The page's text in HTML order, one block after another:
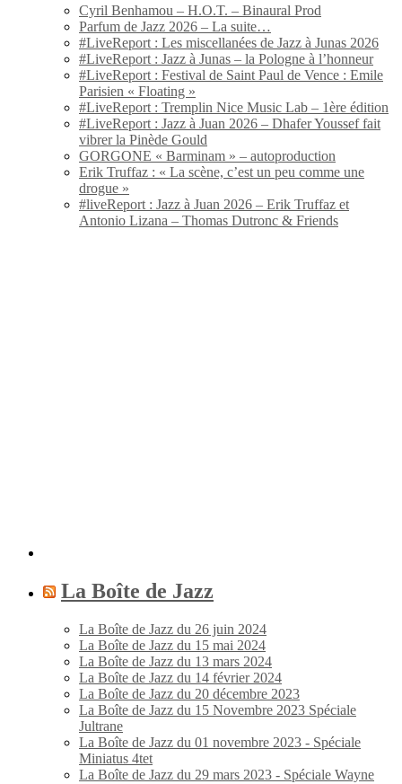
Cyril Benhamou – H.O.T. – Binaural Prod
Parfum de Jazz 2026 – La suite…
#LiveReport : Les miscellanées de Jazz à Junas 2026
#LiveReport : Jazz à Junas – la Pologne à l’honneur
#LiveReport : Festival de Saint Paul de Vence : Emile
Parisien « Floating »
#LiveReport : Tremplin Nice Music Lab – 1ère édition
#LiveReport : Jazz à Juan 2026 – Dhafer Youssef fait
vibrer la Pinède Gould
GORGONE « Barminam » – autoproduction
Erik Truffaz : « La scène, c’est un peu comme une
drogue »
#liveReport : Jazz à Juan 2026 – Erik Truffaz et
Antonio Lizana – Thomas Dutronc & Friends
La Boîte de Jazz
La Boîte de Jazz du 26 juin 2024
La Boîte de Jazz du 15 mai 2024
La Boîte de Jazz du 13 mars 2024
La Boîte de Jazz du 14 février 2024
La Boîte de Jazz du 20 décembre 2023
La Boîte de Jazz du 15 Novembre 2023 Spéciale
Jultrane
La Boîte de Jazz du 01 novembre 2023 - Spéciale
Miniatus 4tet
La Boîte de Jazz du 29 mars 2023 - Spéciale Wayne